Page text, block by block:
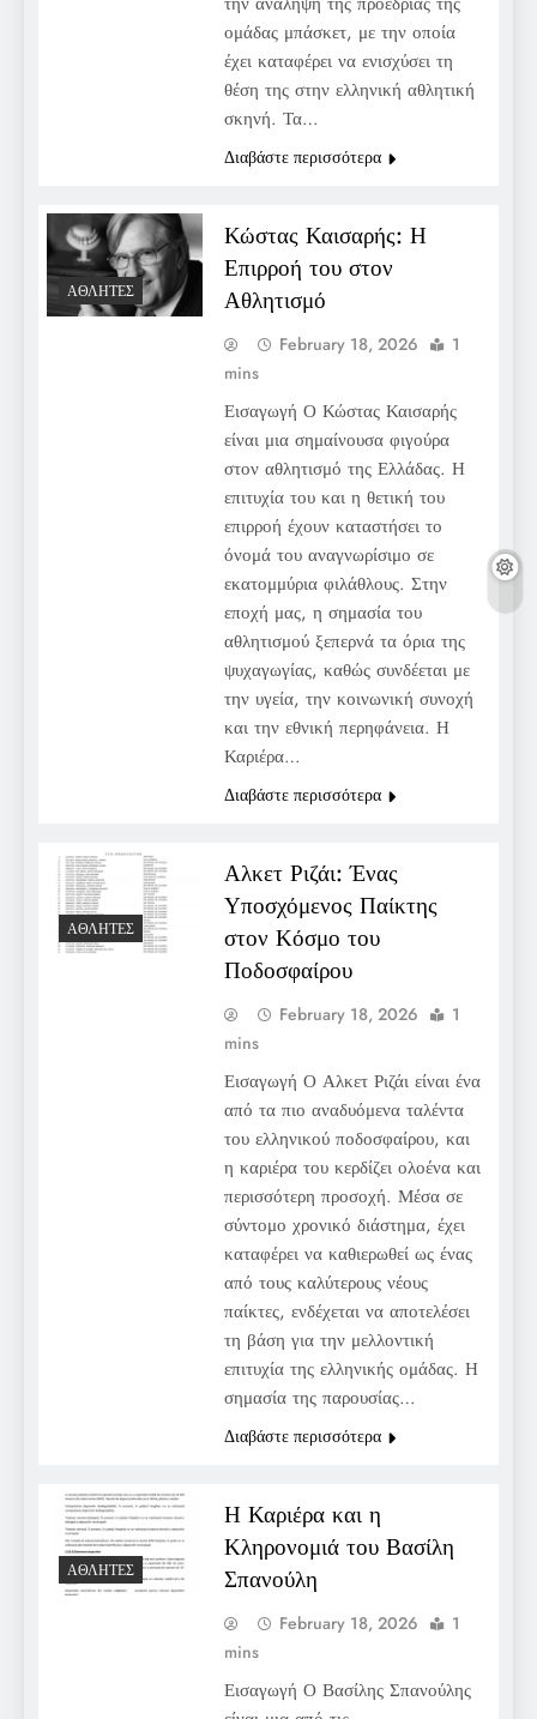
ομάδας μπάσκετ, με την οποία
έχει καταφέρει να ενισχύσει τη
θέση της στην ελληνική αθλητική
σκηνή. Τα…
Διαβάστε περισσότερα
ΑΘΛΗΤΈΣ
Κώστας Καισαρής: Η
Επιρροή του στον
Αθλητισμό
February 18, 2026
1
mins
Εισαγωγή Ο Κώστας Καισαρής
είναι μια σημαίνουσα φιγούρα
στον αθλητισμό της Ελλάδας. Η
επιτυχία του και η θετική του
επιρροή έχουν καταστήσει το
όνομά του αναγνωρίσιμο σε
εκατομμύρια φιλάθλους. Στην
εποχή μας, η σημασία του
αθλητισμού ξεπερνά τα όρια της
ψυχαγωγίας, καθώς συνδέεται με
την υγεία, την κοινωνική συνοχή
και την εθνική περηφάνεια. Η
Καριέρα…
Διαβάστε περισσότερα
ΑΘΛΗΤΈΣ
Αλκετ Ριζάι: Ένας
Υποσχόμενος Παίκτης
στον Κόσμο του
Ποδοσφαίρου
February 18, 2026
1
mins
Εισαγωγή Ο Αλκετ Ριζάι είναι ένα
από τα πιο αναδυόμενα ταλέντα
του ελληνικού ποδοσφαίρου, και
η καριέρα του κερδίζει ολοένα και
περισσότερη προσοχή. Μέσα σε
σύντομο χρονικό διάστημα, έχει
καταφέρει να καθιερωθεί ως ένας
από τους καλύτερους νέους
παίκτες, ενδέχεται να αποτελέσει
τη βάση για την μελλοντική
επιτυχία της ελληνικής ομάδας. Η
σημασία της παρουσίας…
Διαβάστε περισσότερα
ΑΘΛΗΤΈΣ
Η Καριέρα και η
Κληρονομιά του Βασίλη
Σπανούλη
February 18, 2026
1
mins
Εισαγωγή Ο Βασίλης Σπανούλης